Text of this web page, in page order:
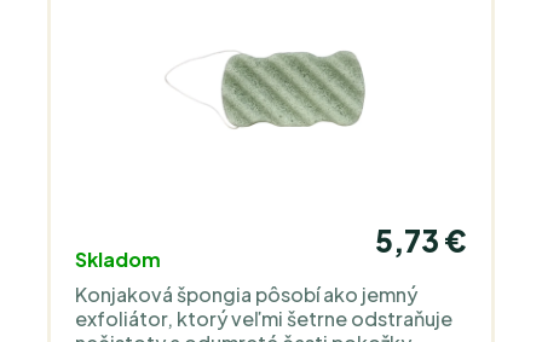
Skladom
5,73 €
Konjaková špongia pôsobí ako jemný
exfoliátor, ktorý veľmi šetrne odstraňuje